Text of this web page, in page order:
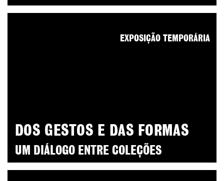
DOS GESTOS E DAS FORMAS
UM DIÁLOGO ENTRE COLEÇÕES
EXPOSIÇÃO TEMPORÁRIA